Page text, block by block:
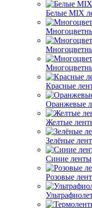
Белые MIX
Красные
Оранжевые
Желтые
Зелёные
Синие ленты
Розовые